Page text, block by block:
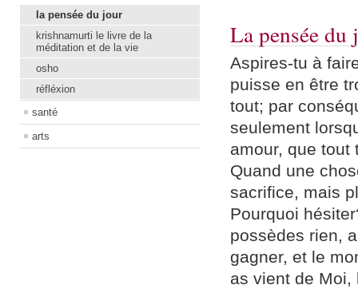
la pensée du jour
krishnamurti le livre de la
méditation et de la vie
osho
réfléxion
santé
arts
La pensée du
Aspires-tu à
puisse en être
tout; par
seulement
amour, que tout
Quand une
sacrifice, mais
Pourquoi
possèdes rien,
gagner, et le
as vient de